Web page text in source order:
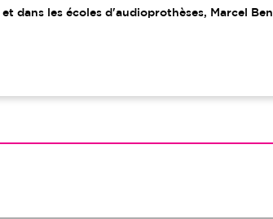
dans les écoles d'audioprothèses, Marcel Ben